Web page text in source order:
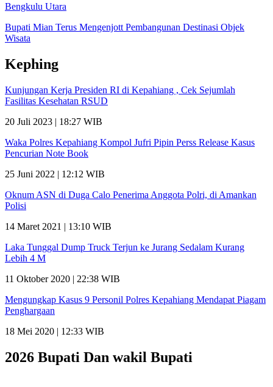
Bengkulu Utara
Bupati Mian Terus Mengenjott Pembangunan Destinasi Objek
Wisata
Kephing
Kunjungan Kerja Presiden RI di Kepahiang , Cek Sejumlah
Fasilitas Kesehatan RSUD
20 Juli 2023 | 18:27 WIB
Waka Polres Kepahiang Kompol Jufri Pipin Perss Release Kasus
Pencurian Note Book
25 Juni 2022 | 12:12 WIB
Oknum ASN di Duga Calo Penerima Anggota Polri, di Amankan
Polisi
14 Maret 2021 | 13:10 WIB
Laka Tunggal Dump Truck Terjun ke Jurang Sedalam Kurang
Lebih 4 M
11 Oktober 2020 | 22:38 WIB
Mengungkap Kasus 9 Personil Polres Kepahiang Mendapat Piagam
Penghargaan
18 Mei 2020 | 12:33 WIB
2026 Bupati Dan wakil Bupati